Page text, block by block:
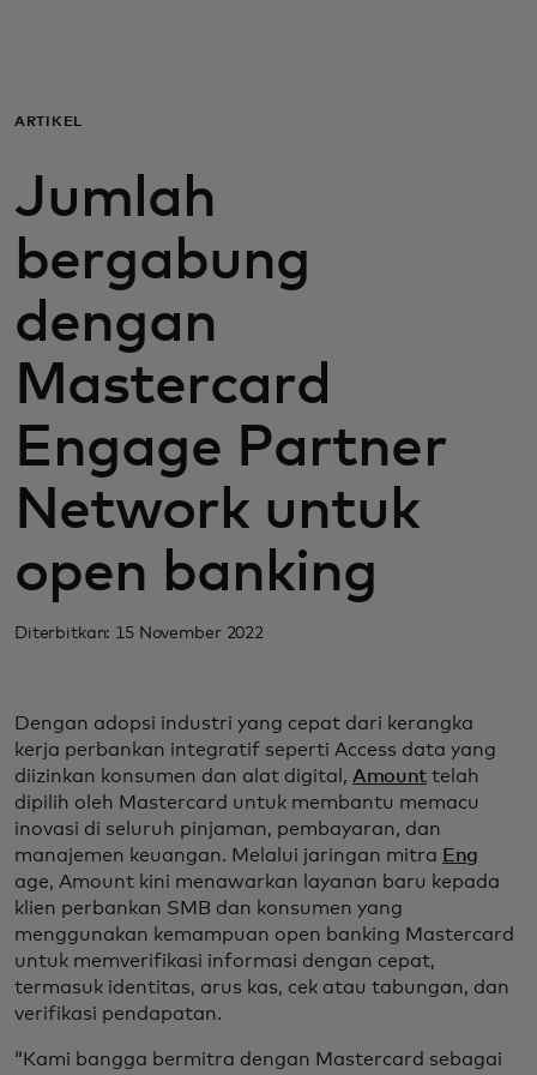
Untuk bisnis
Untuk dunia
Untuk inovator
Berita dan tren
ARTIKEL
Jumlah
bergabung
dengan
Mastercard
Engage Partner
Network untuk
open banking
Diterbitkan: 15 November 2022
Dengan adopsi industri yang cepat dari kerangka
kerja perbankan integratif seperti Access data yang
diizinkan konsumen dan alat digital, Amount telah
dipilih oleh Mastercard untuk membantu memacu
inovasi di seluruh pinjaman, pembayaran, dan
manajemen keuangan. Melalui jaringan mitra Eng
age, Amount kini menawarkan layanan baru kepada
klien perbankan SMB dan konsumen yang
menggunakan kemampuan open banking Mastercard
untuk memverifikasi informasi dengan cepat,
termasuk identitas, arus kas, cek atau tabungan, dan
verifikasi pendapatan.
“Kami bangga bermitra dengan Mastercard sebagai